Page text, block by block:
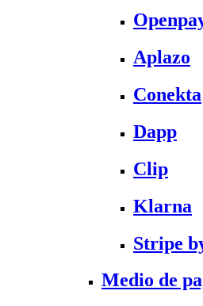
Aplazo
Conekta
Dapp
Clip
Klarna
Stripe
Medio de